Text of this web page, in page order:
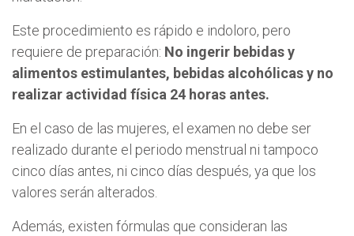
Este procedimiento es rápido e indoloro, pero
requiere de preparación: No ingerir bebidas y
alimentos estimulantes, bebidas alcohólicas y no
realizar actividad física 24 horas antes.
En el caso de las mujeres, el examen no debe ser
realizado durante el periodo menstrual ni tampoco
cinco días antes, ni cinco días después, ya que los
valores serán alterados.
Además, existen fórmulas que consideran las